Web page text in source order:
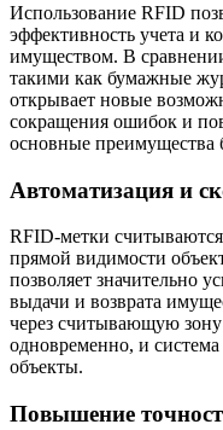
Использование RFID
эффективность учета и
имуществом. В
такими как бумажные
открывает новые
сокращения ошибок и
основные преимущества
Автоматизация и
RFID-метки
прямой видимости
позволяет значительно
выдачи и возврата
через считывающую
одновременно, и
объекты.
Повышение